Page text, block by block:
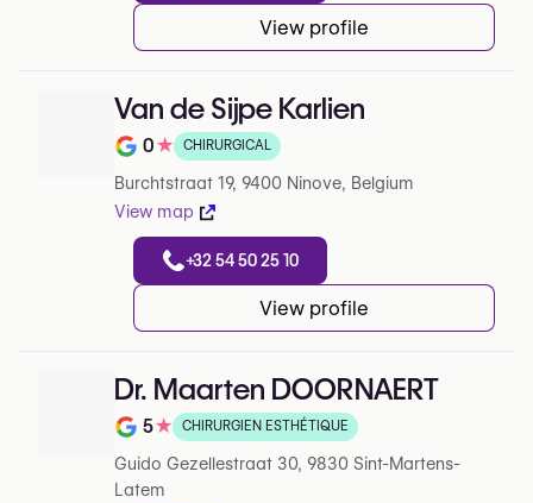
View profile
Van de Sijpe Karlien
Note de 0 sur 5 sur Google
0★ CHIRURGICAL
Burchtstraat 19, 9400 Ninove, Belgium
View map
+32 54 50 25 10
View profile
Dr. Maarten DOORNAERT
Note de 5 sur 5 sur Google
5★ CHIRURGIEN ESTHÉTIQUE
Guido Gezellestraat 30, 9830 Sint-Martens-
Latem